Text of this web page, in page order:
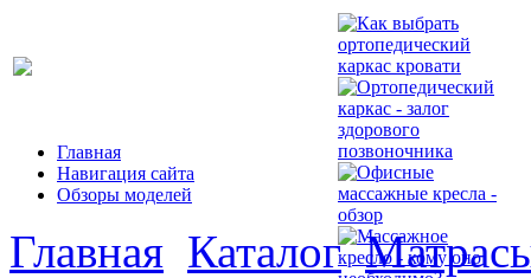
Главная
Навигация сайта
Обзоры моделей
Главная Каталог